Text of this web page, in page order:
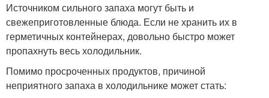
Источником сильного запаха могут быть и
свежеприготовленные блюда. Если не хранить их в
герметичных контейнерах, довольно быстро может
пропахнуть весь холодильник.
Помимо просроченных продуктов, причиной
неприятного запаха в холодильнике может стать: